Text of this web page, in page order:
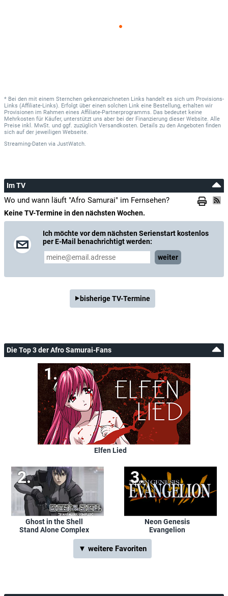
* Bei den mit einem Sternchen gekennzeichneten Links handelt es sich um Provisions-
Links (Affiliate-Links). Erfolgt über einen solchen Link eine Bestellung, erhalten wir
Provisionen im Rahmen eines Affiliate-Partnerprogramms. Das bedeutet keine
Mehrkosten für Käufer, unterstützt uns aber bei der Finanzierung dieser Website. Alle
Preise inkl. MwSt. und ggf. zuzüglich Versandkosten. Details zu den Angeboten finden
sich auf der jeweiligen Webseite.
Streaming-Daten via JustWatch.
Im TV
Wo und wann läuft "Afro Samurai" im Fernsehen?
Keine TV-Termine in den nächsten Wochen.
Ich möchte vor dem nächsten Serienstart kostenlos
per E-Mail benachrichtigt werden:
weiter
bisherige TV-Termine
Die Top 3 der Afro Samurai-Fans
Elfen Lied
Ghost in the Shell
Stand Alone Complex
Neon Genesis
Evangelion
▼ weitere Favoriten